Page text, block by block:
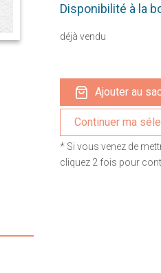
Disponibilité à la
déjà vendu
Ajouter au
* Si vous venez de
cliquez 2 fois pour